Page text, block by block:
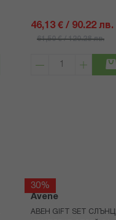
46,13 € / 90.22 лв.
61,50 € / 120.28 лв.
30%
Avene
АВЕН GIFT SET